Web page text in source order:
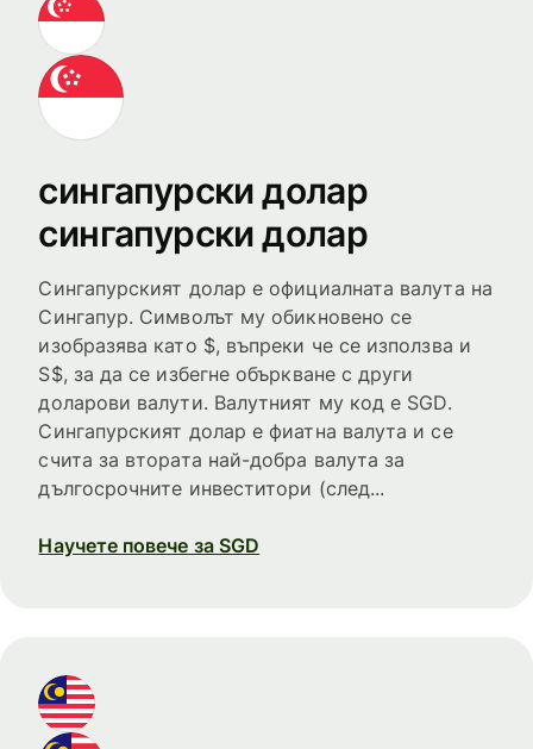
сингапурски долар
сингапурски долар
Сингапурският долар е официалната валута на
Сингапур. Символът му обикновено се
изобразява като $, въпреки че се използва и
S$, за да се избегне объркване с други
доларови валути. Валутният му код е SGD.
Сингапурският долар е фиатна валута и се
счита за втората най-добра валута за
дългосрочните инвеститори (след...
Научете повече за SGD